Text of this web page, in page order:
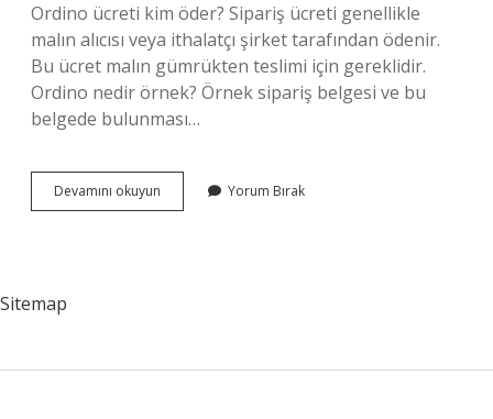
Ordino ücreti kim öder? Sipariş ücreti genellikle
malın alıcısı veya ithalatçı şirket tarafından ödenir.
Bu ücret malın gümrükten teslimi için gereklidir.
Ordino nedir örnek? Örnek sipariş belgesi ve bu
belgede bulunması…
Devamını okuyun
Evrakı
Yorum Bırak
Sitemap